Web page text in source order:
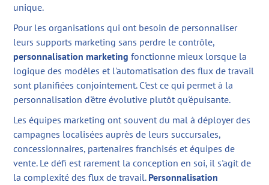
unique.
Pour les organisations qui ont besoin de personnaliser
leurs supports marketing sans perdre le contrôle,
personnalisation marketing fonctionne mieux lorsque la
logique des modèles et l'automatisation des flux de travail
sont planifiées conjointement. C'est ce qui permet à la
personnalisation d'être évolutive plutôt qu'épuisante.
Les équipes marketing ont souvent du mal à déployer des
campagnes localisées auprès de leurs succursales,
concessionnaires, partenaires franchisés et équipes de
vente. Le défi est rarement la conception en soi, il s'agit de
la complexité des flux de travail. Personnalisation